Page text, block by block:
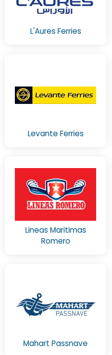
L'Aures Ferries
Levante Ferries
Lineas Maritimas
Romero
Mahart Passnave